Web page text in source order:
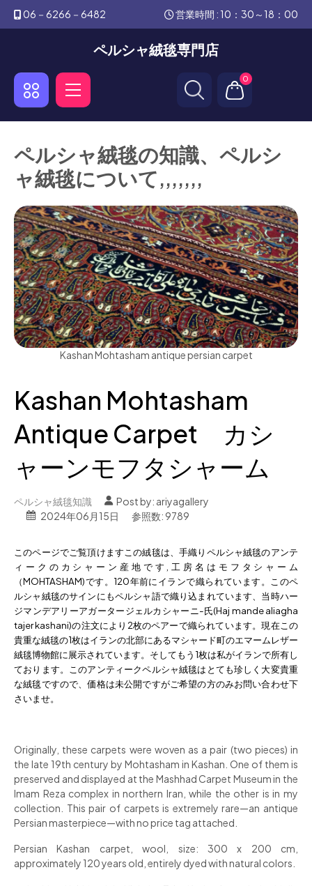
06－6266－6482 営業時間 : 10：30～18：00
ペルシャ絨毯専門店
0
ペルシャ絨毯の知識、ペルシ
ャ絨毯について,,,,,,,
Kashan Mohtasham antique persian carpet
Kashan Mohtasham
Antique Carpet カシ
ャーンモフタシャーム
ペルシャ絨毯知識 Post by: ariyagallery
2024年06月15日
参照数: 9789
このページでご覧頂けますこの絨毯は、手織りペルシャ絨毯のアンテ
ィークのカシャーン産地です,工房名はモフタシャーム
（MOHTASHAM)です。120年前にイランで織られています。このペ
ルシャ絨毯のサインにもペルシャ語で織り込まれています、当時ハー
ジマンデアリーアガータージェルカシャーニ-氏(Haj mande aliagha
tajer kashani)の注文により2枚のペアーで織られています。現在この
貴重な絨毯の1枚はイランの北部にあるマシャード町のエマームレザー
絨毯博物館に展示されています。そしてもう1枚は私がイランで所有し
ております。このアンティークペルシャ絨毯はとても珍しく大変貴重
な絨毯ですので、価格は未公開ですがご希望の方のみお問い合わせ下
さいませ。
Originally, these carpets were woven as a pair (two pieces) in
the late 19th century by Mohtasham in Kashan. One of them is
preserved and displayed at the Mashhad Carpet Museum in the
Imam Reza complex in northern Iran, while the other is in my
collection. This pair of carpets is extremely rare—an antique
Persian masterpiece—with no price tag attached.
Persian Kashan carpet, wool, size: 300 x 200 cm,
approximately 120 years old, entirely dyed with natural colors.